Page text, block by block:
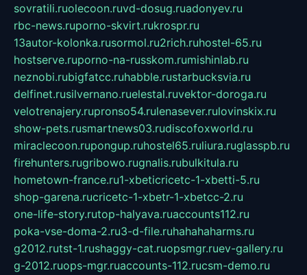
sovratili.ruolecoon.ruvd-dosug.ruadonyev.ru
rbc-news.ruporno-skvirt.rukrospr.ru
13autor-kolonka.rusormol.ru2rich.ruhostel-65.ru
hostserve.ruporno-na-russkom.rumishinlab.ru
neznobi.rubigfatcc.ruhabble.rustarbucksvia.ru
delfinet.rusilvernano.ruelestal.ruvektor-doroga.ru
velotrenajery.rupronso54.rulenasever.rulovinskix.ru
show-pets.rusmartnews03.rudiscofoxworld.ru
miraclecoon.rupongup.ruhostel65.ruliura.ruglasspb.ru
firehunters.rugribowo.rugnalis.rubulkitula.ru
hometown-france.ru1-xbeticricetc-1-xbetti-5.ru
shop-garena.rucricetc-1-xbetr-1-xbetcc-2.ru
one-life-story.rutop-halyava.ruaccounts112.ru
poka-vse-doma-2.ru3-d-file.ruhahahaharms.ru
g2012.rutst-1.rushaggy-cat.ruopsmgr.ruev-gallery.ru
g-2012.ruops-mgr.ruaccounts-112.rucsm-demo.ru